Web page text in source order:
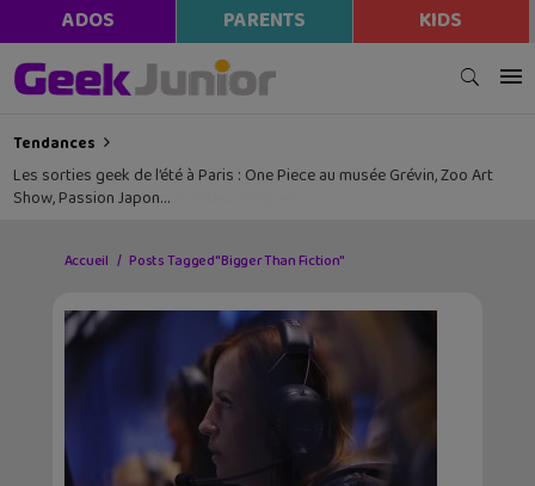
ADOS PARENTS KIDS
Tendances
Les sorties geek de l’été à Paris : One Piece au musée Grévin, Zoo Art
Show, Passion Japon…
Accueil Posts Tagged "Bigger Than Fiction"